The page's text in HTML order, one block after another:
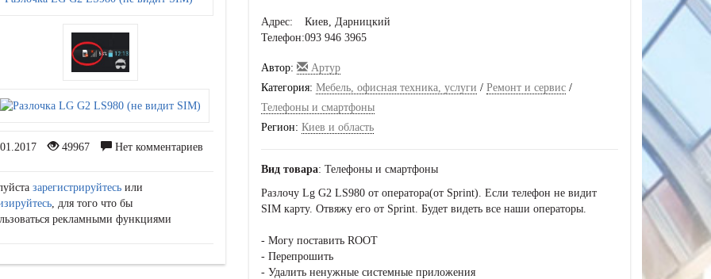
49967 Нет комментариев
зарегистрируйтесь или
, для того что бы
рекламными функциями
Адрес:
Киев, Дарницкий
Телефон:093 946 3965
Автор:
Артур
Категория: Мебель, офисная техника, услуги / Ремонт и сервис/
Телефоны и смартфоны
Регион: Киев и область
Вид товара: Телефоны и смартфоны
Разлочу Lg G2 LS980 от оператора(от Sprint). Если телефон не видит
SIM карту. Отвяжу его от Sprint. Будет видеть все наши операторы.
- Могу поставить ROOT
- Перепрошить
- Удалить ненужные системные приложения